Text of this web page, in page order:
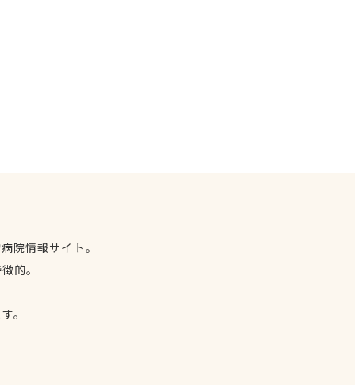
院情報サイト。
的。
。